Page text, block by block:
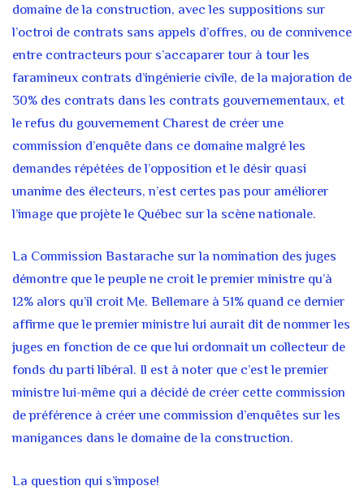
domaine de la construction, avec les suppositions sur
l’octroi de contrats sans appels d’offres, ou de connivence
entre contracteurs pour s’accaparer tour à tour les
faramineux contrats d’ingénierie civile, de la majoration de
30% des contrats dans les contrats gouvernementaux, et
le refus du gouvernement Charest de créer une
commission d’enquête dans ce domaine malgré les
demandes répétées de l’opposition et le désir quasi
unanime des électeurs, n’est certes pas pour améliorer
l’image que projète le Québec sur la scène nationale.
La Commission Bastarache sur la nomination des juges
démontre que le peuple ne croit le premier ministre qu’à
12% alors qu’il croit Me. Bellemare à 51% quand ce dernier
affirme que le premier ministre lui aurait dit de nommer les
juges en fonction de ce que lui ordonnait un collecteur de
fonds du parti libéral. Il est à noter que c’est le premier
ministre lui-même qui a décidé de créer cette commission
de préférence à créer une commission d’enquêtes sur les
manigances dans le domaine de la construction.
La question qui s’impose!